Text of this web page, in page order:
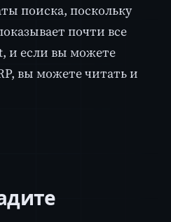
поиска, поскольку
почти все
и если вы можете
вы можете читать и